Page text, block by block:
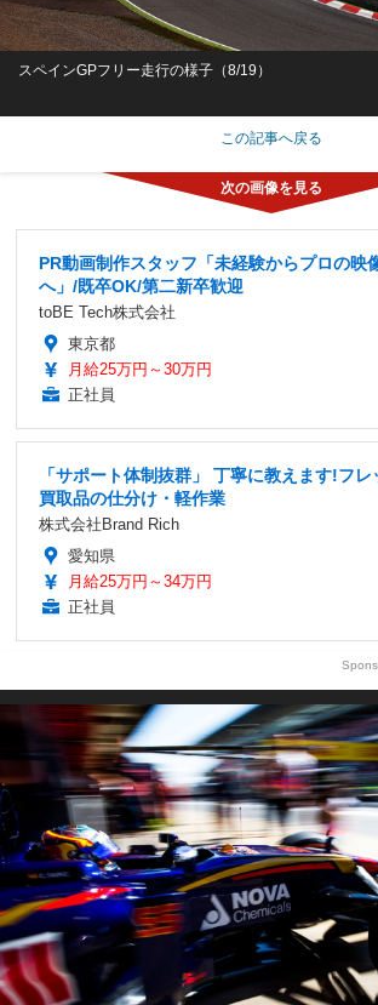
スペインGPフリー走行の様子（8/19）
この記事へ戻る
PR動画制作スタッフ「未経験からプロの映
へ」/既卒OK/第二新卒歓迎
toBE Tech株式会社
東京都
月給25万円～30万円
正社員
「サポート体制抜群」 丁寧に教えます!フ
買取品の仕分け・軽作業
株式会社Brand Rich
愛知県
月給25万円～34万円
正社員